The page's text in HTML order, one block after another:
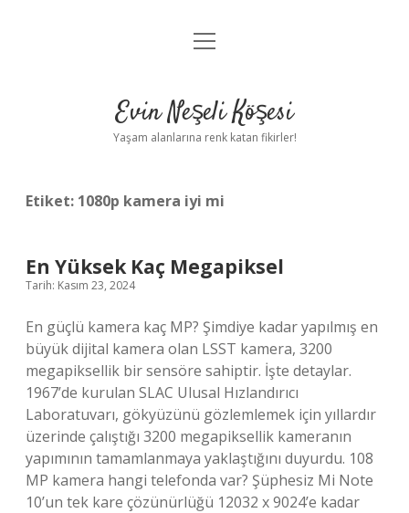
Anasayfa
Yasal Uyarı
menüyü
Evin Neşeli Köşesi
Yaşam alanlarına renk katan fikirler!
Etiket: 1080p kamera iyi mi
En Yüksek Kaç Megapiksel
Tarih: Kasım 23, 2024
En güçlü kamera kaç MP? Şimdiye kadar yapılmış en
büyük dijital kamera olan LSST kamera, 3200
megapiksellik bir sensöre sahiptir. İşte detaylar.
1967’de kurulan SLAC Ulusal Hızlandırıcı
Laboratuvarı, gökyüzünü gözlemlemek için yıllardır
üzerinde çalıştığı 3200 megapiksellik kameranın
yapımının tamamlanmaya yaklaştığını duyurdu. 108
MP kamera hangi telefonda var? Şüphesiz Mi Note
10’un tek kare çözünürlüğü 12032 x 9024’e kadar